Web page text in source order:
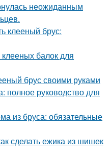
неожиданным
клееный брус:
балок для
брус своими руками
полное руководство для
из бруса: обязательные
сделать ежика из шишек